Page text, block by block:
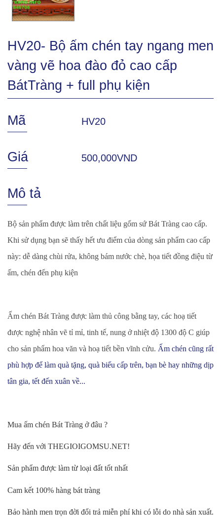
HV20- Bộ ấm chén tay ngang men
vàng vẽ hoa đào đỏ cao cấp
BátTràng + full phụ kiện
Mã HV20
Giá 500,000VND
Mô tả
Bộ sản phẩm được làm trên chất liệu gốm sứ Bát Tràng cao cấp.
Khi sử dụng bạn sẽ thấy hết ưu điểm của dòng sản phẩm cao cấp
này: dễ dàng chùi rửa, không bám nước chè, họa tiết đồng điệu từ
ấm, chén đến phụ kiện
Ấm chén Bát Tràng được làm thủ công bằng tay, các hoạ tiết
được nghệ nhân vẽ tỉ mỉ, tinh tế, nung ở nhiệt độ 1300 độ C giúp
cho sản phẩm hoa văn và hoạ tiết bền vĩnh cửu. Ấm chén cũng rất
phù hợp để làm quà tặng, quà biếu cấp trên, bạn bè hay những dịp
tân gia, tết đến xuân về...
Mua ấm chén Bát Tràng ở đâu ?
Hãy đến với THEGIOIGOMSU.NET!
Sản phẩm được làm từ loại đất tốt nhất
Cam kết 100% hàng bát tràng
Bảo hành men trọn đời đổi trả miễn phí khi có lỗi do nhà sản xuất.